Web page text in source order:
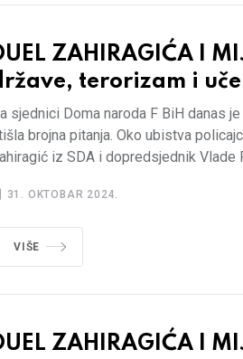
ZAHIRAGIĆA I
terorizam i
sjednici Doma naroda F BiH danas
brojna pitanja. Oko ubistva
iz SDA i dopredsjednik Vlade
31. OKTOBAR 2024.
VIŠE
ZAHIRAGIĆA I